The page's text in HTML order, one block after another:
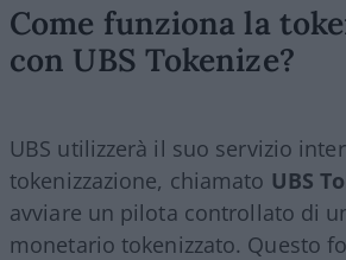
Come funziona la
con UBS Tokenize?
UBS utilizzerà il suo servizio
tokenizzazione, chiamato UBS
avviare un pilota controllato di
monetario tokenizzato. Questo